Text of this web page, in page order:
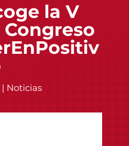
la V
| Noticias